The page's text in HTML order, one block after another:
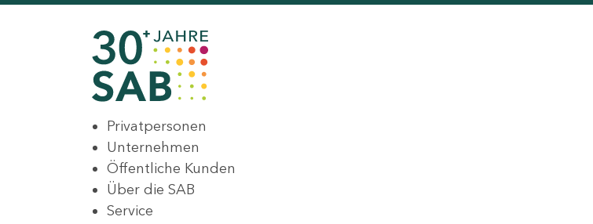
Privatpersonen
Unternehmen
Öffentliche Kunden
Über die SAB
Service